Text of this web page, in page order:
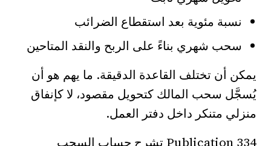
نسبة مئوية بعد استقطاع الضرائب
سحب شهري بناءً على الربح والنقد المتاحين
يمكن أن تختلف القاعدة الدقيقة. ما يهم هو أن
يُسجَّل سحب المالك كتحويل مقصود، لا كإنفاق
منزلي متنكر داخل دفتر العمل.
Publication 334 تشرح حساب السحب